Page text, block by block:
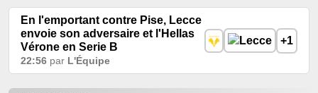
En l'emportant contre Pise, Lecce
envoie son adversaire et l'Hellas
Vérone en Serie B
22:56 par L'Équipe
+1